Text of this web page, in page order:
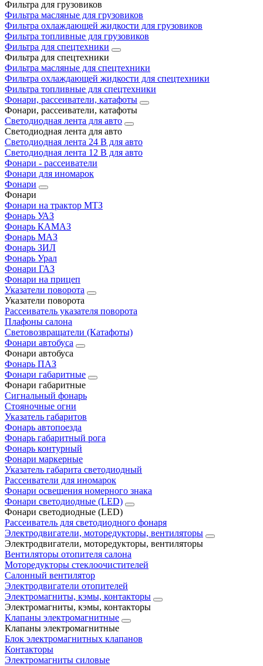
Фильтра для грузовиков
Фильтра масляные для грузовиков
Фильтра охлаждающей жидкости для грузовиков
Фильтра топливные для грузовиков
Фильтра для спецтехники
Фильтра для спецтехники
Фильтра масляные для спецтехники
Фильтра охлаждающей жидкости для спецтехники
Фильтра топливные для спецтехники
Фонари, рассеиватели, катафоты
Фонари, рассеиватели, катафоты
Светодиодная лента для авто
Светодиодная лента для авто
Светодиодная лента 24 В для авто
Светодиодная лента 12 В для авто
Фонари - рассеиватели
Фонари для иномарок
Фонари
Фонари
Фонари на трактор МТЗ
Фонарь УАЗ
Фонарь КАМАЗ
Фонарь МАЗ
Фонарь ЗИЛ
Фонарь Урал
Фонари ГАЗ
Фонари на прицеп
Указатели поворота
Указатели поворота
Рассеиватель указателя поворота
Плафоны салона
Световозвращатели (Катафоты)
Фонари автобуса
Фонари автобуса
Фонарь ПАЗ
Фонари габаритные
Фонари габаритные
Сигнальный фонарь
Стояночные огни
Указатель габаритов
Фонарь автопоезда
Фонарь габаритный рога
Фонарь контурный
Фонари маркерные
Указатель габарита светодиодный
Рассеиватели для иномарок
Фонари освещения номерного знака
Фонари светодиодные (LED)
Фонари светодиодные (LED)
Рассеиватель для светодиодного фонаря
Электродвигатели, моторедукторы, вентиляторы
Электродвигатели, моторедукторы, вентиляторы
Вентиляторы отопителя салона
Моторедукторы стеклоочистителей
Салонный вентилятор
Электродвигатели отопителей
Электромагниты, кэмы, контакторы
Электромагниты, кэмы, контакторы
Клапаны электромагнитные
Клапаны электромагнитные
Блок электромагнитных клапанов
Контакторы
Электромагниты силовые